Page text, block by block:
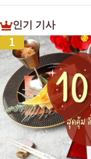
인기 기사
1